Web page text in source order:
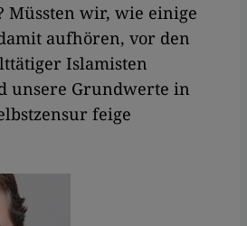
Müssten wir, wie einige
aufhören, vor den
Islamisten
unsere Grundwerte in
feige